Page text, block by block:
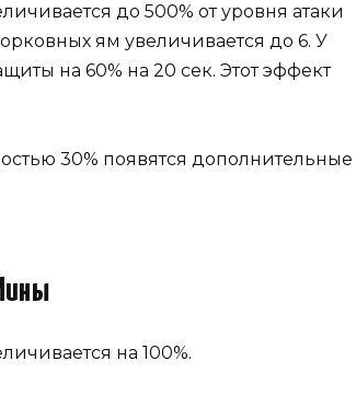
до 500% от уровня атаки
ям увеличивается до 6. У
на 60% на 20 сек. Этот эффект
30% появятся дополнительные
на 100%.